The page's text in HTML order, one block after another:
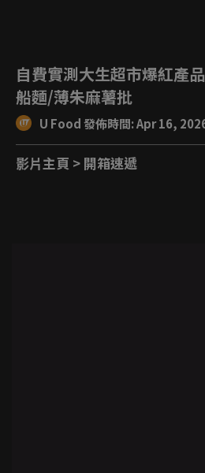
自費實測大生超市爆紅產
船麵/薄朱麻薯批
U Food 發佈時間: Apr 16,
影片主頁 > 開箱速遞